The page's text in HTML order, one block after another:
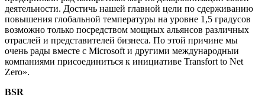
деятельности. Достичь нашей главной цели по сдерживанию
повышения глобальной температуры на уровне 1,5 градусов
возможно только посредством мощных альянсов различных
отраслей и представителей бизнеса. По этой причине мы
очень рады вместе с Microsoft и другими международныи
компаниями присоединиться к инициативе Transfort to Net
Zero».
BSR